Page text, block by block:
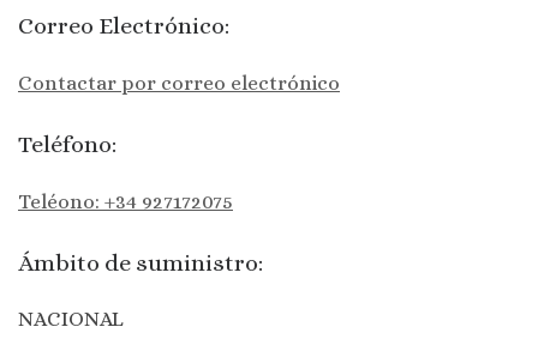
Correo Electrónico:
Contactar por correo electrónico
Teléfono:
Teléono: +34 927172075
Ámbito de suministro:
NACIONAL